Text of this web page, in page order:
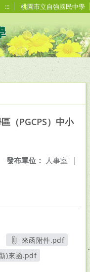
::: 桃園市立自強國民中學
（PGCPS）中小
發布單位： 人事室 |
來函附件.pdf
另開新視窗
)來函.pdf